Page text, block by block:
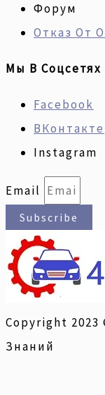
Форум
Отказ От
Мы В Соцсетях
Facebook
ВКонтакте
Instagram
Email
Subscribe
Copyright 2023
Знаний